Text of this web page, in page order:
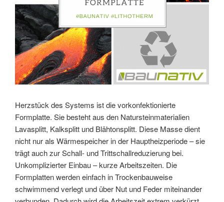
Herzstück des Systems ist die vorkonfektionierte
Formplatte. Sie besteht aus den Natursteinmaterialien
Lavasplitt, Kalksplitt und Blähtonsplitt. Diese Masse dient
nicht nur als Wärmespeicher in der Hauptheizperiode – sie
trägt auch zur Schall- und Trittschallreduzierung bei.
Unkomplizierter Einbau – kurze Arbeitszeiten. Die
Formplatten werden einfach in Trockenbauweise
schwimmend verlegt und über Nut und Feder miteinander